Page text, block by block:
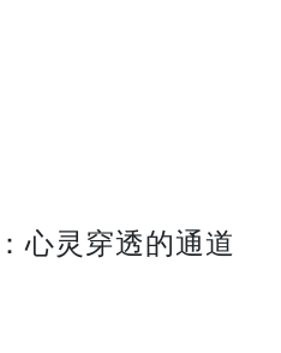
心灵穿透的通道